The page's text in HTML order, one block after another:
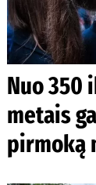
Nuo 350
metais
pirmoką